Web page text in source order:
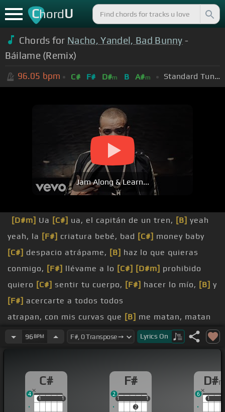
ChordU
Chords for Nacho, Yandel, Bad Bunny -
Báilame (Remix)
96.05 bpm C# F# D#m B A#m Standard Tuning (EADGBE)
Jam Along & Learn...
[D#m] Ua [C#] ua, el capitán de un tren, [B] yeah
yeah, la [F#] criatura bebé, bad [C#] money baby
[C#] despacio atrápame, [B] haz lo que quieras
conmigo, [F#] llévame a lo [C#] [D#m] prohibido
quiero [C#] sentir tu cuerpo, [F#] hacer lo mío, [B] y
[F#] acercarte a todos todos
atrapan, con mis curvas que [B] me matan, matan
y unas ganas que me
delatan
me matan, matan
yeah con[B]
96 BPM Lyrics On
C#
1 1
1 1
4
F#
1
2
1
1 1
2
D#
11
6